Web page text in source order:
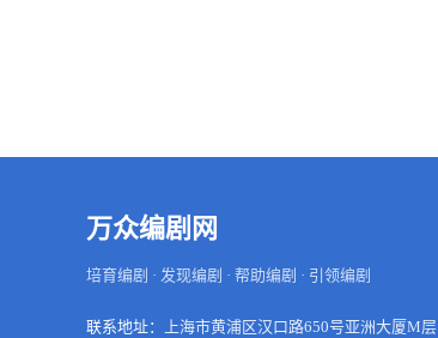
万众编剧网
培育编剧 · 发现编剧 · 帮助编剧 · 引领编剧
联系地址： 上海市黄浦区汉口路650号亚洲大厦M层